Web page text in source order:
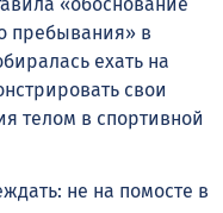
пребывания» в
ехать на
свои
телом в спортивной
не на помосте в